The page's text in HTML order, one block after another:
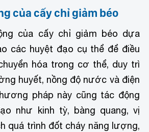
của cấy chỉ giảm béo
của cấy chỉ giảm béo dựa
các huyệt đạo cụ thể để điều
hóa trong cơ thể, duy trì
huyết, nồng độ nước và điện
pháp này cũng tác động
như kinh tỳ, bàng quang, vị
quá trình đốt cháy năng lượng,